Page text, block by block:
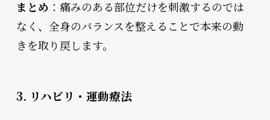
まとめ ：痛みのある部位だけを刺激するのでは
なく、全身のバランスを整えることで本来の動
きを取り戻します。
3. リハビリ・運動療法